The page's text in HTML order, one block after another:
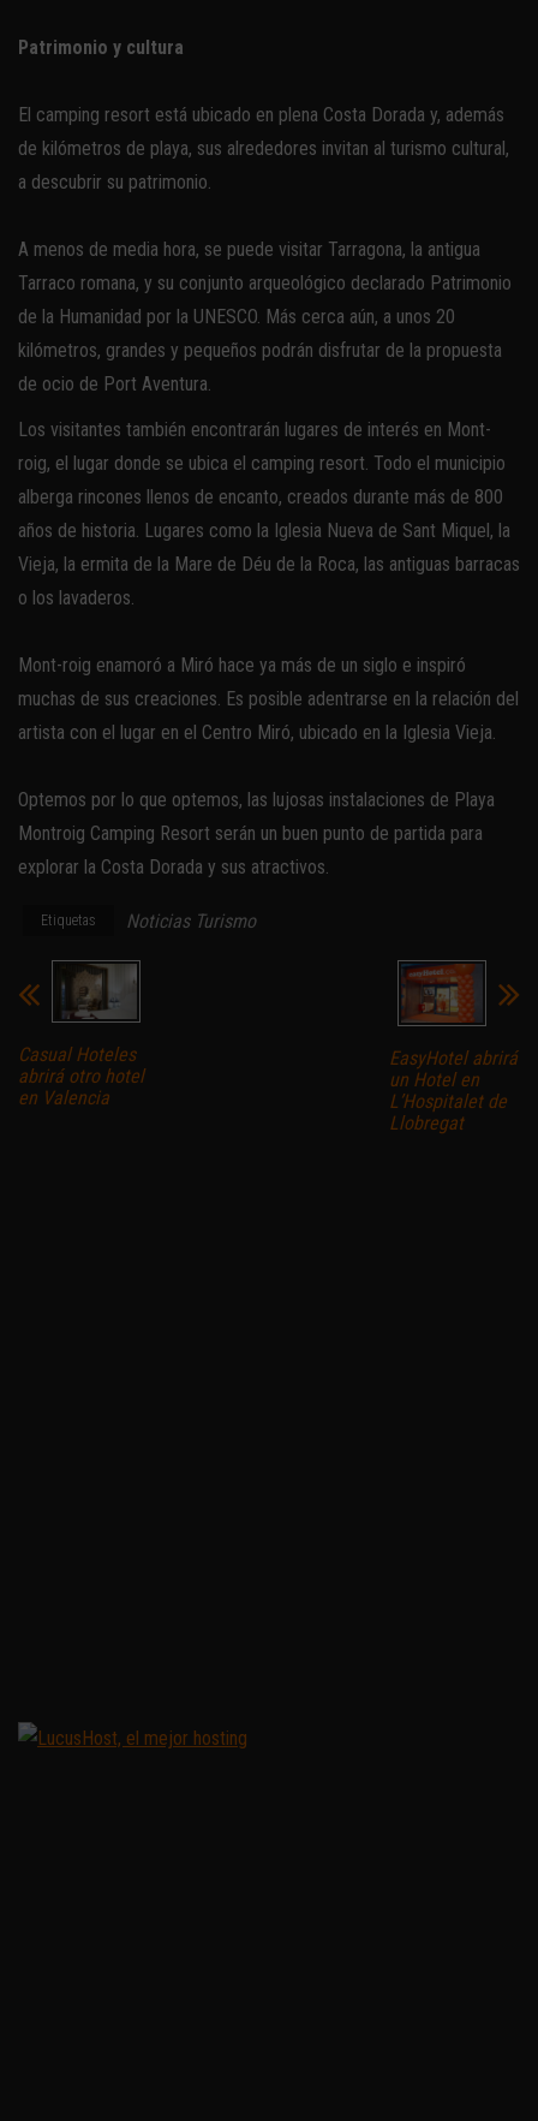
Patrimonio y cultura
El camping resort está ubicado en plena Costa Dorada y, además
de kilómetros de playa, sus alrededores invitan al turismo cultural,
a descubrir su patrimonio.
A menos de media hora, se puede visitar Tarragona, la antigua
Tarraco romana, y su conjunto arqueológico declarado Patrimonio
de la Humanidad por la UNESCO. Más cerca aún, a unos 20
kilómetros, grandes y pequeños podrán disfrutar de la propuesta
de ocio de Port Aventura.
Los visitantes también encontrarán lugares de interés en Mont-
roig, el lugar donde se ubica el camping resort. Todo el municipio
alberga rincones llenos de encanto, creados durante más de 800
años de historia. Lugares como la Iglesia Nueva de Sant Miquel, la
Vieja, la ermita de la Mare de Déu de la Roca, las antiguas barracas
o los lavaderos.
Mont-roig enamoró a Miró hace ya más de un siglo e inspiró
muchas de sus creaciones. Es posible adentrarse en la relación del
artista con el lugar en el Centro Miró, ubicado en la Iglesia Vieja.
Optemos por lo que optemos, las lujosas instalaciones de Playa
Montroig Camping Resort serán un buen punto de partida para
explorar la Costa Dorada y sus atractivos.
Etiquetas Noticias Turismo
Casual Hoteles
abrirá otro hotel
en Valencia
EasyHotel abrirá
un Hotel en
L’Hospitalet de
Llobregat